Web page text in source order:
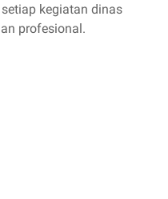
kegiatan dinas
profesional.